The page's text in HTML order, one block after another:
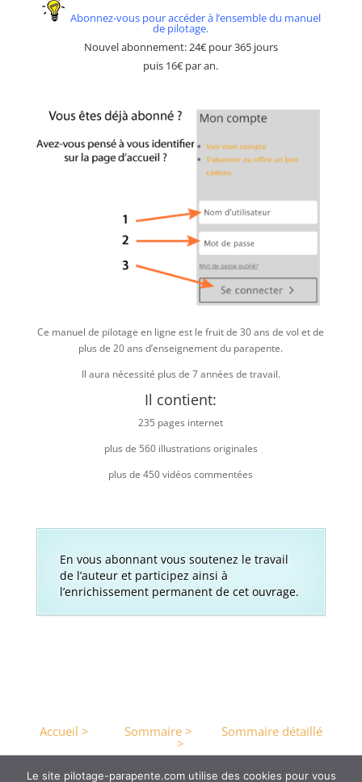
Abonnez-vous pour accéder à l’ensemble du manuel
de pilotage.
Nouvel abonnement: 24€ pour 365 jours
puis 16€ par an.
Ce manuel de pilotage en ligne est le fruit de 30 ans de vol et de
plus de 20 ans d’enseignement du parapente.
Il aura nécessité plus de 7 années de travail.
Il contient:
235 pages internet
plus de 560 illustrations originales
plus de 450 vidéos commentées
En vous abonnant vous soutenez le travail
de l’auteur et participez ainsi à
l’enrichissement permanent de cet ouvrage.
Accueil > Sommaire > Sommaire détaillé
>
Le site pilotage-parapente.com utilise des cookies pour vous